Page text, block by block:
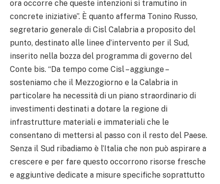
ora occorre che queste intenzioni si tramutino in
concrete iniziative”. È quanto afferma Tonino Russo,
segretario generale di Cisl Calabria a proposito del
punto, destinato alle linee d’intervento per il Sud,
inserito nella bozza del programma di governo del
Conte bis. “Da tempo come Cisl – aggiunge –
sosteniamo che il Mezzogiorno e la Calabria in
particolare ha necessità di un piano straordinario di
investimenti destinati a dotare la regione di
infrastrutture materiali e immateriali che le
consentano di mettersi al passo con il resto del Paese.
Senza il Sud ribadiamo è l’Italia che non può aspirare a
crescere e per fare questo occorrono risorse fresche
e aggiuntive dedicate a misure specifiche soprattutto